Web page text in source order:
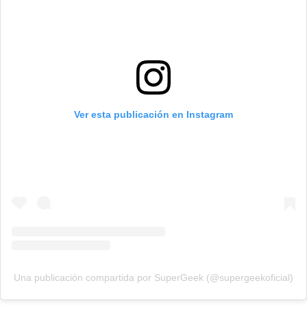
Ver esta publicación en Instagram
Una publicación compartida por SuperGeek (@supergeekoficial)